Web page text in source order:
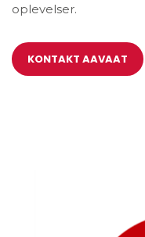
oplevelser.
KONTAKT AAVAAT